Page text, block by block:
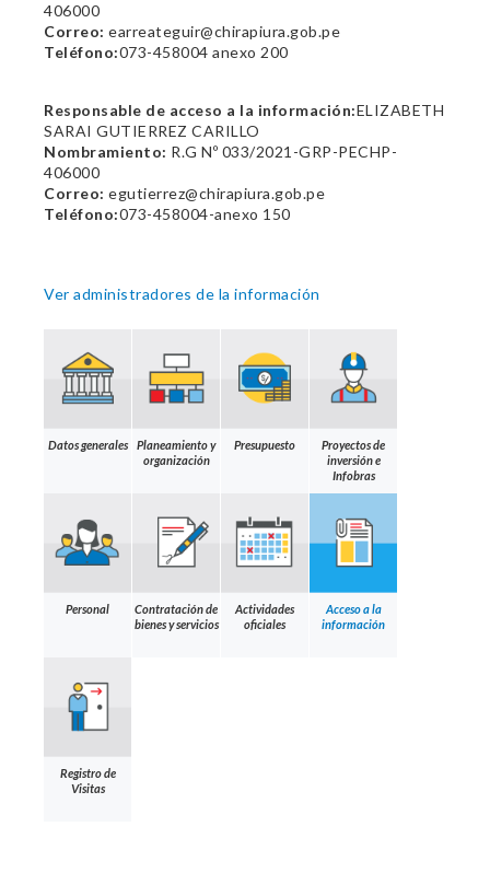
406000
Correo: earreateguir@chirapiura.gob.pe
Teléfono:073-458004 anexo 200
Responsable de acceso a la información:ELIZABETH
SARAI GUTIERREZ CARILLO
Nombramiento: R.G Nº 033/2021-GRP-PECHP-
406000
Correo: egutierrez@chirapiura.gob.pe
Teléfono:073-458004-anexo 150
Ver administradores de la información
Datos generales
Planeamiento y
organización
Presupuesto
Proyectos de
inversión e
Infobras
Personal
Contratación de
bienes y servicios
Actividades
oficiales
Acceso a la
información
Registro de
Visitas